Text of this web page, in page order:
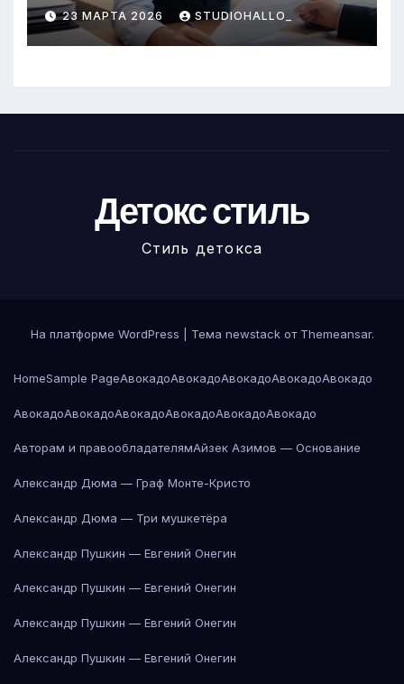
23 МАРТА 2026 STUDIOHALLO_
Детокс стиль
Стиль детокса
На платформе WordPress Тема newstack от Themeansar.
HomeSample PageАвокадоАвокадоАвокадоАвокадоАвокадо
АвокадоАвокадоАвокадоАвокадоАвокадоАвокадо
Авторам и правообладателямАйзек Азимов — Основание
Александр Дюма — Граф Монте-Кристо
Александр Дюма — Три мушкетёра
Александр Пушкин — Евгений Онегин
Александр Пушкин — Евгений Онегин
Александр Пушкин — Евгений Онегин
Александр Пушкин — Евгений Онегин